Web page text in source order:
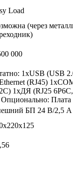
Load
(через
000
1xUSB (USB
(RJ45)
1xДЯ (RJ25
Плата
БП 24 В/2,5 А